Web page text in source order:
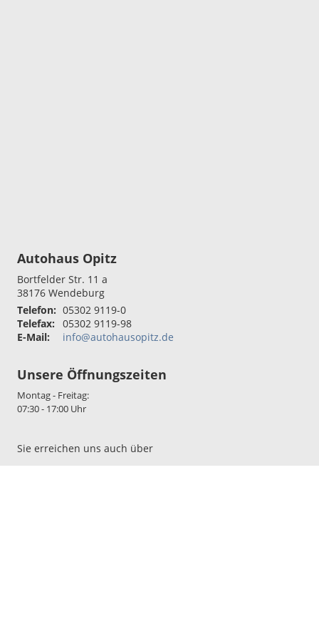
Autohaus Opitz
Bortfelder Str. 11 a
38176 Wendeburg
Telefon: 05302 9119-0
Telefax:
05302 9119-98
E-Mail:
info@autohausopitz.de
Unsere Öffnungszeiten
Montag - Freitag:
07:30 - 17:00 Uhr
Sie erreichen uns auch über